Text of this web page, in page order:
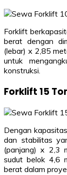
Forklift
berat dengan
(lebar) x 2,85
untuk
konstruksi.
Forklift 15
Dengan
dan stabilitas
(panjang) x 2,3
sudut belok 4,6
berat dalam